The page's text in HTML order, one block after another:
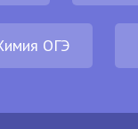
ОГЭ